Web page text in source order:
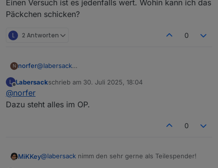
im Karton bestimmt auch noch Platz für die beiden
anderen.
Einen Versuch ist es jedenfalls wert. Wohin kann ich das
Päckchen schicken?
L 2 Antworten 0
N norfer@labersack
das Päckchen schicken?
L
Offline
Labersackschrieb am 30. Juli 2025, 18:04
zuletzt editiert von
@norfer
Dazu steht alles im OP.
0
MiKKey@labersack nimm den sehr gerne als Teilespender!